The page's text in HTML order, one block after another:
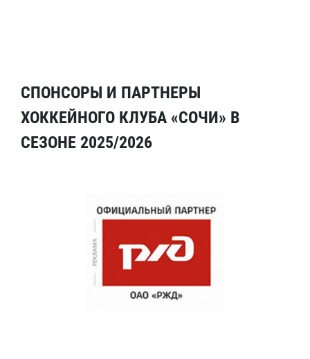
СПОНСОРЫ И ПАРТНЕРЫ
ХОККЕЙНОГО КЛУБА «СОЧИ» В
СЕЗОНЕ 2025/2026